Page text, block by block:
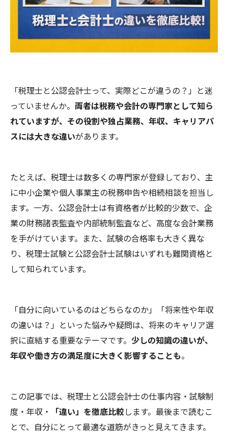
「税理士と公認会計士って、実際どこが違うの？」と迷
っていませんか。 両者は税務や会計の専門家として知ら
れていますが、その役割や独占業務、年収、キャリアパ
スには大きな違いがあります。
たとえば、税理士は数多くの専門家が登録しており、主
に中小企業や個人事業主の税務申告や相続相談を担当し
ます。一方、公認会計士は有資格者が比較的少数で、企
業の財務諸表監査や内部統制監査など、高度な会計業務
を手がけています。また、試験の合格率も大きく異な
り、税理士試験と公認会計士試験はいずれも難関資格と
して知られています。
「自分に向いているのはどちらなのか」「将来性や年収
の違いは？」といった悩みや疑問は、将来のキャリア選
択に直結する重要なテーマです。 少しの知識の違いが、
年収や働き方の満足度に大きく影響することも。
この記事では、税理士と公認会計士の仕事内容・試験制
度・年収・
「違い」を徹底比較します。最後まで読むこ
とで、自分にとって最適な道筋がきっと見えてきます。